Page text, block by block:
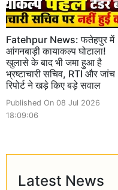
Fatehpur News: फतेहपुर में
आंगनबाड़ी कायाकल्प घोटाला!
खुलासे के बाद भी जमा हुआ है
भ्रष्टाचारी सचिव, RTI और जांच
रिपोर्ट ने खड़े किए बड़े सवाल
Published On 08 Jul 2026
18:09:06
Latest News